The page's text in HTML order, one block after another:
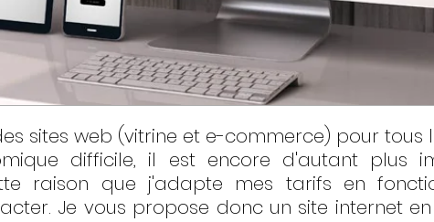
sites web (vitrine et e-commerce) pour tous
difficile, il est encore d'autant plus
raison que j'adapte mes tarifs en
Je vous propose donc un site internet